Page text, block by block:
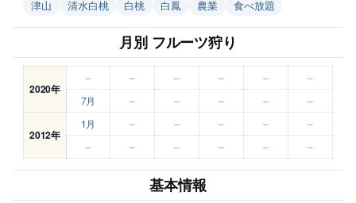
津山
清水白桃 白桃 白鳳 農業 食べ放題
月別 フルーツ狩り
2020年
– – – – –
–
7月
– – – – –
2012年
1月 – – – –
–
–
– – – – –
基本情報